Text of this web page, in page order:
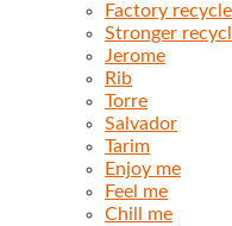
Factory
Stronger
Jerome
Rib
Torre
Salvador
Tarim
Enjoy me
Feel me
Chill me